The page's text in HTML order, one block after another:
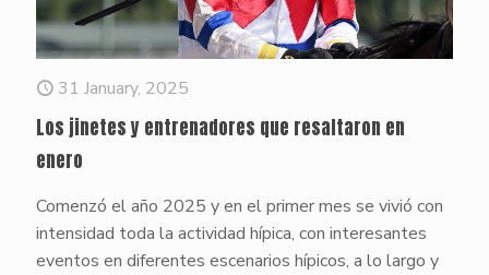
31 January, 2025
Los jinetes y entrenadores que resaltaron en
enero
Comenzó el año 2025 y en el primer mes se vivió con
intensidad toda la actividad hípica, con interesantes
eventos en diferentes escenarios hípicos, a lo largo y